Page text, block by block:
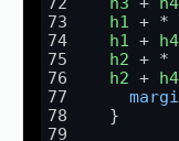
h1 + *
h1 + h4
h2 + *
h2 + h4
  }